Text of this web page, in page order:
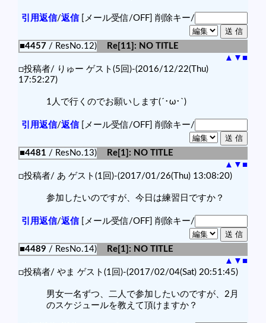
引用返信/返信[メール受信/OFF] 削除キー/
■4457 / ResNo.12)
Re[11]: NO TITLE
▲ ▼ ■
□投稿者/ りゅー ゲスト(5回)-(2016/12/22(Thu)
17:52:27)
1人で行くのでお願いします(´･ω･`)
引用返信/返信[メール受信/OFF] 削除キー/
■4481 / ResNo.13)
Re[1]: NO TITLE
▲ ▼ ■
□投稿者/ あ ゲスト(1回)-(2017/01/26(Thu) 13:08:20)
参加したいのですが、今日は練習日ですか？
引用返信/返信[メール受信/OFF] 削除キー/
■4489 / ResNo.14)
Re[1]: NO TITLE
▲ ▼ ■
□投稿者/ やま ゲスト(1回)-(2017/02/04(Sat) 20:51:45)
男女一名ずつ、二人で参加したいのですが、2月
のスケジュールを教えて頂けますか？